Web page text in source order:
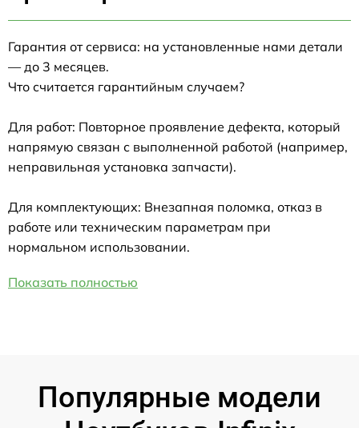
Гарантия от сервиса: на установленные нами детали
— до 3 месяцев.
Что считается гарантийным случаем?
Для работ: Повторное проявление дефекта, который
напрямую связан с выполненной работой (например,
неправильная установка запчасти).
Для комплектующих: Внезапная поломка, отказ в
работе или техническим параметрам при
нормальном использовании.
Показать полностью
Популярные модели